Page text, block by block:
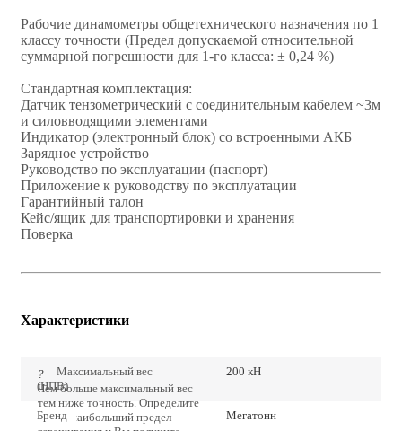
Рабочие динамометры общетехнического назначения по 1
классу точности (Предел допускаемой относительной
суммарной погрешности для 1-го класса: ± 0,24 %)
Стандартная комплектация:
Датчик тензометрический с соединительным кабелем ~3м
и силовводящими элементами
Индикатор (электронный блок) со встроенными АКБ
Зарядное устройство
Руководство по эксплуатации (паспорт)
Приложение к руководству по эксплуатации
Гарантийный талон
Кейс/ящик для транспортировки и хранения
Поверка
Характеристики
?
Чем больше максимальный вес
тем ниже точность. Определите
точно наибольший предел
Максимальный вес
(НПВ)
200 кН
Бренд Мегатонн